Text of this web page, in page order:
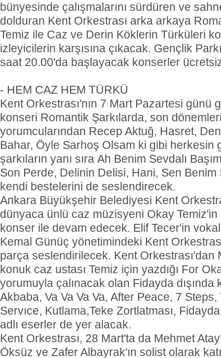
bünyesinde çalışmalarını sürdüren ve
dolduran Kent Orkestrası arka arkaya
Temiz ile Caz ve Derin Köklerin Türküleri
izleyicilerin karşısına çıkacak. Gençlik
saat 20.00'da başlayacak konserler
- HEM CAZ HEM TÜRKÜ
Kent Orkestrası'nın 7 Mart Pazartesi günü
konseri Romantik Şarkılarda, son
yorumcularından Recep Aktuğ, Hasret,
Bahar, Öyle Sarhoş Olsam ki gibi
şarkıların yanı sıra Ah Benim Sevdalı
Son Perde, Delinin Delisi, Hani, Sen Benim
kendi bestelerini de seslendirecek.
Ankara Büyükşehir Belediyesi Kent
dünyaca ünlü caz müzisyeni Okay Temiz'in
konser ile devam edecek. Elif Tecer'in
Kemal Günüç yönetimindeki Kent
parça seslendirilecek. Kent Orkestrası'dan
konuk caz ustası Temiz için yazdığı For
yorumuyla çalınacak olan Fidayda dışında
Akbaba, Va Va Va Va, After Peace, 7
Servıce, Kutlama,Teke Zortlatması,
adlı eserler de yer alacak.
Kent Orkestrası, 28 Mart'ta da Mehmet
Öksüz ve Zafer Albayrak'ın solist olarak